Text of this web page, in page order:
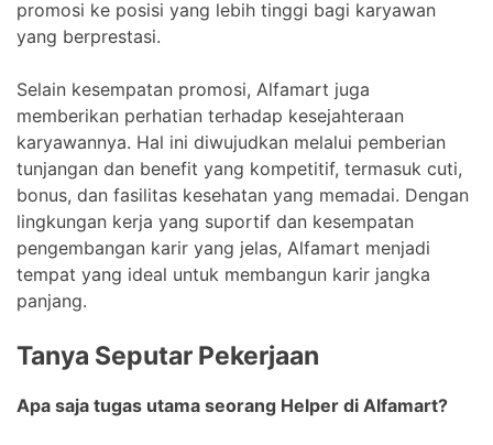
promosi ke posisi yang lebih tinggi bagi karyawan
yang berprestasi.
Selain kesempatan promosi, Alfamart juga
memberikan perhatian terhadap kesejahteraan
karyawannya. Hal ini diwujudkan melalui pemberian
tunjangan dan benefit yang kompetitif, termasuk cuti,
bonus, dan fasilitas kesehatan yang memadai. Dengan
lingkungan kerja yang suportif dan kesempatan
pengembangan karir yang jelas, Alfamart menjadi
tempat yang ideal untuk membangun karir jangka
panjang.
Tanya Seputar Pekerjaan
Apa saja tugas utama seorang Helper di Alfamart?